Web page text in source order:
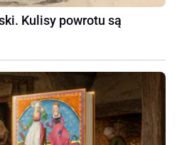
Kulisy powrotu są